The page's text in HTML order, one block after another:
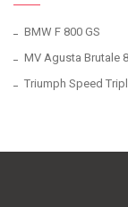
BMW F 800 GS
MV Agusta Brutale
Triumph Speed